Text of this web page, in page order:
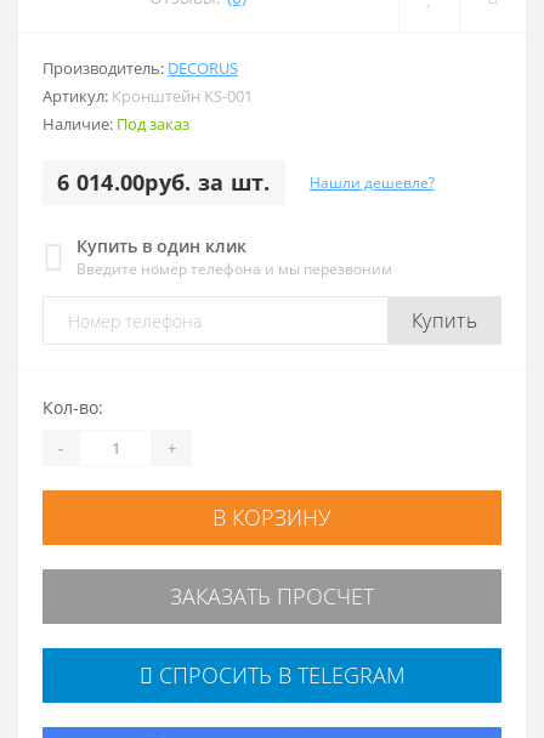
Производитель: DECORUS
Артикул: Кронштейн KS-001
Наличие: Под заказ
6 014.00руб. за шт. Нашли дешевле?
Купить в один клик
Введите номер телефона и мы перезвоним
Купить
Кол-во:
- +
В КОРЗИНУ
ЗАКАЗАТЬ ПРОСЧЕТ
СПРОСИТЬ В TELEGRAM